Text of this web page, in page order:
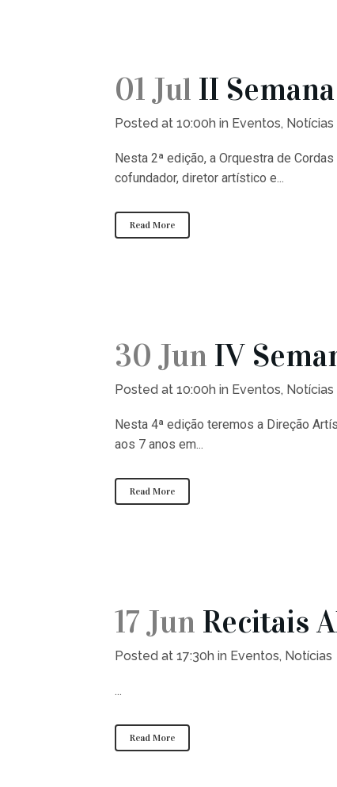
01 Jul II
Posted at 10:00h in Eventos, Notícias
Nesta 2ª edição, a Orquestra de
cofundador, diretor artístico e...
Read More
30 Jun IV
Posted at 10:00h in Eventos, Notícias
Nesta 4ª edição teremos a Direção
aos 7 anos em...
Read More
17 Jun Recitais
Posted at 17:30h in Eventos, Notícias
...
Read More